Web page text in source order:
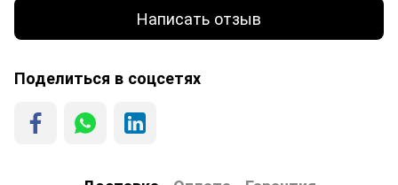
Написать отзыв
Поделиться в соцсетях